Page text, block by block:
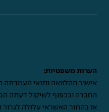
הערות משפטיות:
אישור ההלוואה ותנאי העמדתה
החברה ובכפוף לשיקול דעתה
או בהחזר האשראי עלולה לגרור